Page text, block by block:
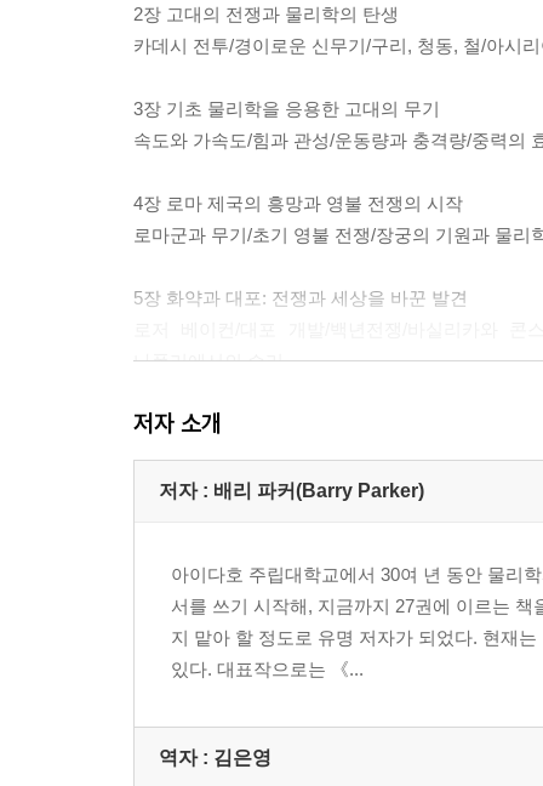
2장 고대의 전쟁과 물리학의 탄생
카데시 전투/경이로운 신무기/구리, 청동, 철/아시
3장 기초 물리학을 응용한 고대의 무기
속도와 가속도/힘과 관성/운동량과 충격량/중력의
4장 로마 제국의 흥망과 영불 전쟁의 시작
로마군과 무기/초기 영불 전쟁/장궁의 기원과 물리
5장 화약과 대포: 전쟁과 세상을 바꾼 발견
나폴리에서의 승리
6장 시대를 앞서간 세 사람 다빈치, 타르탈리아, 갈
다빈치와 물리학/다빈치의 군사적 발명품/전쟁에
8장 산업혁명의 충격
프랑스 혁명/영국의 산업혁명/제임스 와트와 증
물리학과 산업혁명
프랑스 혁명/장 바티스트 바케트 드 그리보발/나
저자 소개
저자 : 배리 파커(Barry Parker)
아이다호 주립대학교에서 30여 년 동안 물리
서를 쓰기 시작해, 지금까지 27권에 이르는
지 맡아 할 정도로 유명 저자가 되었다. 현재
있다. 대표작으로는 《...
역자 : 김은영